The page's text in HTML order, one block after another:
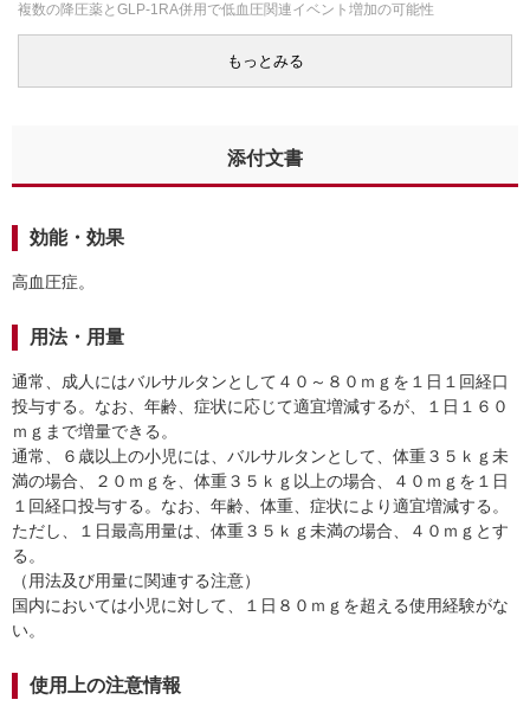
複数の降圧薬とGLP-1RA併用で低血圧関連イベント増加の可能性
もっとみる
添付文書
効能・効果
高血圧症。
用法・用量
通常、成人にはバルサルタンとして４０～８０ｍｇを１日１回経口
投与する。なお、年齢、症状に応じて適宜増減するが、１日１６０
ｍｇまで増量できる。
通常、６歳以上の小児には、バルサルタンとして、体重３５ｋｇ未
満の場合、２０ｍｇを、体重３５ｋｇ以上の場合、４０ｍｇを１日
１回経口投与する。なお、年齢、体重、症状により適宜増減する。
ただし、１日最高用量は、体重３５ｋｇ未満の場合、４０ｍｇとす
る。
（用法及び用量に関連する注意）
国内においては小児に対して、１日８０ｍｇを超える使用経験がな
い。
使用上の注意情報